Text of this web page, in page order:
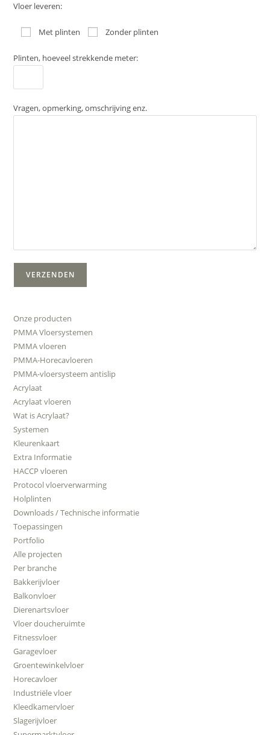
Vloer leveren:
Met plinten Zonder plinten
Plinten, hoeveel strekkende meter:
Vragen, opmerking, omschrijving enz.
Onze producten
PMMA Vloersystemen
PMMA vloeren
PMMA-Horecavloeren
PMMA-vloersysteem antislip
Acrylaat
Acrylaat vloeren
Wat is Acrylaat?
Systemen
Kleurenkaart
Extra Informatie
HACCP vloeren
Protocol vloerverwarming
Holplinten
Downloads / Technische informatie
Toepassingen
Portfolio
Alle projecten
Per branche
Bakkerijvloer
Balkonvloer
Dierenartsvloer
Vloer doucheruimte
Fitnessvloer
Garagevloer
Groentewinkelvloer
Horecavloer
Industriële vloer
Kleedkamervloer
Slagerijvloer